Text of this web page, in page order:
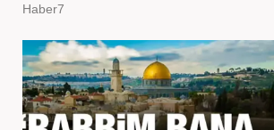
Haber7